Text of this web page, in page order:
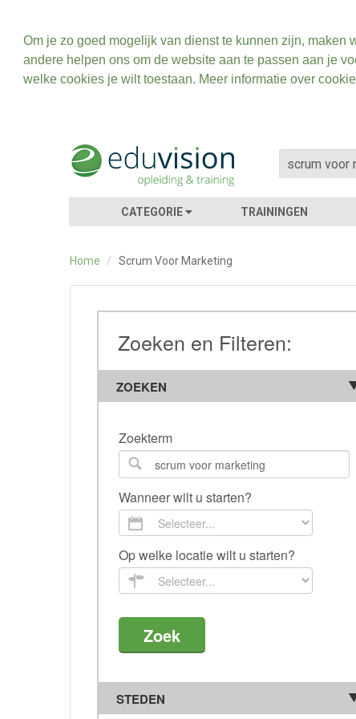
Om je zo goed mogelijk van dienst te kunnen zijn,
andere helpen ons om de website aan te passen aan je
welke cookies je wilt toestaan. Meer informatie over
CATEGORIE TRAININGEN
Home / Scrum Voor Marketing
Zoeken en Filteren:
ZOEKEN
Zoekterm
Wanneer wilt u starten?
Op welke locatie wilt u starten?
STEDEN